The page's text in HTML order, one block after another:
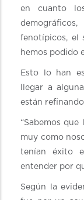
en cuanto
fenotípicos, el
hemos podido
Esto lo han
llegar a
están
“Sabemos
muy como
tenían éxito
entender por
Según la